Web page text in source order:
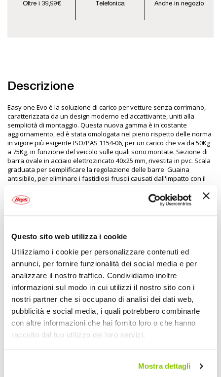
Questo sito web utilizza i cookie
Utilizziamo i cookie per personalizzare contenuti ed
annunci, per fornire funzionalità dei social media e per
analizzare il nostro traffico. Condividiamo inoltre
informazioni sul modo in cui utilizzi il nostro sito con i
nostri partner che si occupano di analisi dei dati web,
pubblicità e social media, i quali potrebbero combinarle
con altre informazioni che hai fornito loro o che hanno
raccolto dal tuo utilizzo dei loro servizi.
Mostra dettagli
Oltre i 39,99€
Telefonica
Anche in negozio
Descrizione
Easy one Evo è la soluzione di carico per vetture senza corrimano,
caratterizzata da un design moderno ed accattivante, uniti alla
semplicità di montaggio. Questa nuova gamma è in costante
aggiornamento, ed è stata omologata nel pieno rispetto delle norma
in vigore più esigente ISO/PAS 1154-06, per un carico che va da 50Kg
a 75Kg, in funzione del veicolo sulle quali sono montate. Sezione di
barra ovale in acciaio elettrozincato 40x25 mm, rivestita in pvc. Scala
graduata per semplificare la regolazione delle barre. Guaina
antisibilo, per eliminare i fastidiosi fruscii causati dall'impatto con il
vento. Piedi di fissaggio in Polimero anti invecchiamento. Prima
dell'acquisto consultare la guida applicazioni
BARRE GREENVALLEY
Specifiche tecniche
Maggiori
Informazioni
1842527
3050741590893
Auto
Barre da tetto premontate auto
Mod. 089
2
Super Prezzo, Promozione